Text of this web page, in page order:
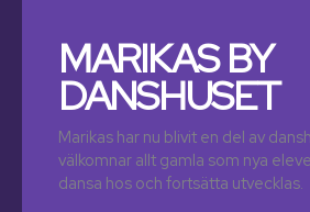
MARIKAS BY
DANSHUSET
Marikas har nu blivit en del av
välkomnar allt gamla som nya
dansa hos och fortsätta utvecklas.